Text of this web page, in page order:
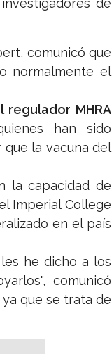
de
comunicó que
normalmente el
regulador MHRA
han sido
que la vacuna del
la capacidad de
Imperial College
en el país
he dicho a los
comunicó
que se trata de